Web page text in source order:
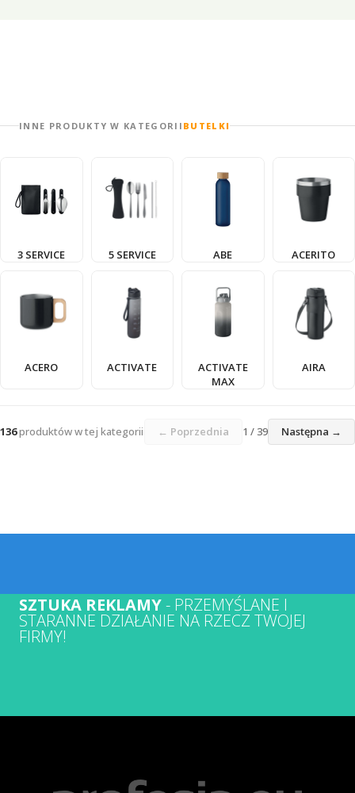
INNE PRODUKTY W KATEGORII BUTELKI
3 SERVICE 5 SERVICE ABE ACERITO
ACERO ACTIVATE
ACTIVATE
MAX
AIRA
136produktów w tej kategorii ← Poprzednia 1 / 39 Następna →
SZTUKA REKLAMY- PRZEMYŚLANE I
STARANNE DZIAŁANIE NA RZECZ TWOJEJ
FIRMY!